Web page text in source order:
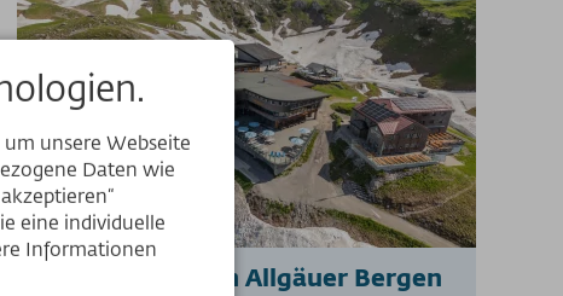
Hochzeit in den Allgäuer Bergen
unsere Webseite
Daten wie
eine individuelle
Informationen